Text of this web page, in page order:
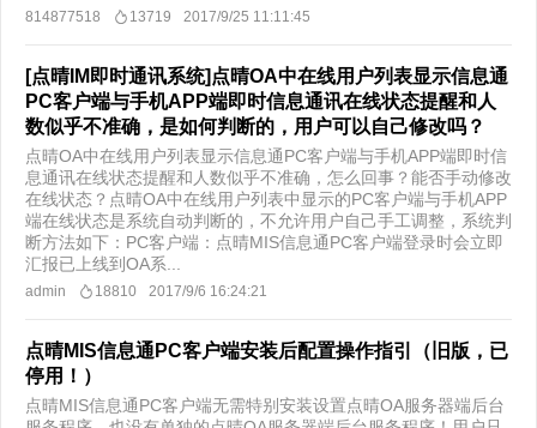
814877518 13719 2017/9/25 11:11:45
[点晴IM即时通讯系统]点晴OA中在线用户列表显示信息通
PC客户端与手机APP端即时信息通讯在线状态提醒和人
数似乎不准确，是如何判断的，用户可以自己修改吗？
点晴OA中在线用户列表显示信息通PC客户端与手机APP端即时信
息通讯在线状态提醒和人数似乎不准确，怎么回事？能否手动修改
在线状态？点晴OA中在线用户列表中显示的PC客户端与手机APP
端在线状态是系统自动判断的，不允许用户自己手工调整，系统判
断方法如下：PC客户端：点晴MIS信息通PC客户端登录时会立即
汇报已上线到OA系...
admin 18810 2017/9/6 16:24:21
点晴MIS信息通PC客户端安装后配置操作指引（旧版，已
停用！）
点晴MIS信息通PC客户端无需特别安装设置点晴OA服务器端后台